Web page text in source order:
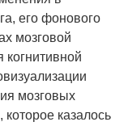
его фонового
мозговой
когнитивной
мозговых
которое казалось